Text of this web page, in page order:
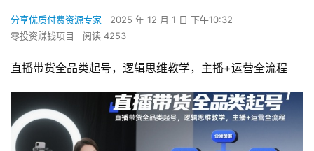
分享优质付费资源专家
2025 年 12 月 1 日 下午10:32
零投资赚钱项目
阅读 4253
直播带货全品类起号，逻辑思维教学，主播+运营全流程